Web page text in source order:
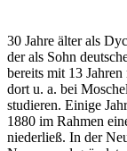
30 Jahre älter als
der als Sohn
bereits mit 13
dort u. a. bei
studieren. Einige
1880 im Rahmen
niederließ. In der